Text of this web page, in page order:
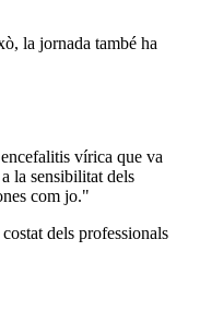
la jornada també ha
vírica que va
la sensibilitat dels
com jo."
dels professionals